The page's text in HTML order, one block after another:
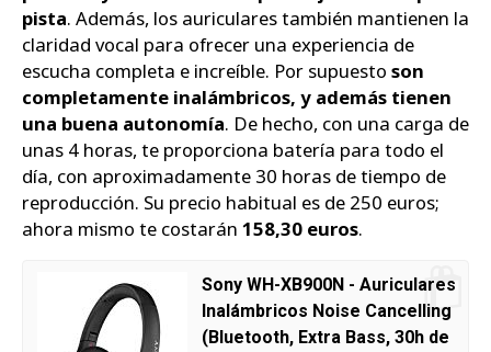
pista. Además, los auriculares también mantienen la
claridad vocal para ofrecer una experiencia de
escucha completa e increíble. Por supuesto son
completamente inalámbricos, y además tienen
una buena autonomía. De hecho, con una carga de
unas 4 horas, te proporciona batería para todo el
día, con aproximadamente 30 horas de tiempo de
reproducción. Su precio habitual es de 250 euros;
ahora mismo te costarán 158,30 euros.
Sony WH-XB900N - Auriculares
Inalámbricos Noise Cancelling
(Bluetooth, Extra Bass, 30h de